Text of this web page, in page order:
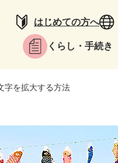
はじめての方へ
くらし・手続き
字を拡大する方法